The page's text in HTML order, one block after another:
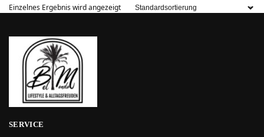
Einzelnes Ergebnis wird angezeigt
SERVICE